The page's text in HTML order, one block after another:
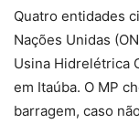
Quatro entidades
Nações Unidas
Usina Hidrelétrica
em Itaúba. O MP
barragem, caso